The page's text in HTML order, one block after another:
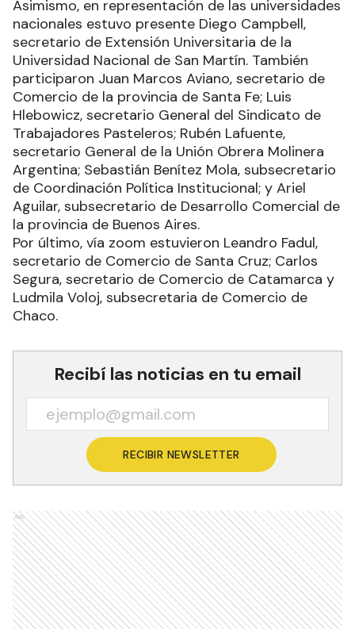
Asimismo, en representación de las universidades
nacionales estuvo presente Diego Campbell,
secretario de Extensión Universitaria de la
Universidad Nacional de San Martín. También
participaron Juan Marcos Aviano, secretario de
Comercio de la provincia de Santa Fe; Luis
Hlebowicz, secretario General del Sindicato de
Trabajadores Pasteleros; Rubén Lafuente,
secretario General de la Unión Obrera Molinera
Argentina; Sebastián Benítez Mola, subsecretario
de Coordinación Política Institucional; y Ariel
Aguilar, subsecretario de Desarrollo Comercial de
la provincia de Buenos Aires.
Por último, vía zoom estuvieron Leandro Fadul,
secretario de Comercio de Santa Cruz; Carlos
Segura, secretario de Comercio de Catamarca y
Ludmila Voloj, subsecretaria de Comercio de
Chaco.
Recibí las noticias en tu email
RECIBIR NEWSLETTER
Ads